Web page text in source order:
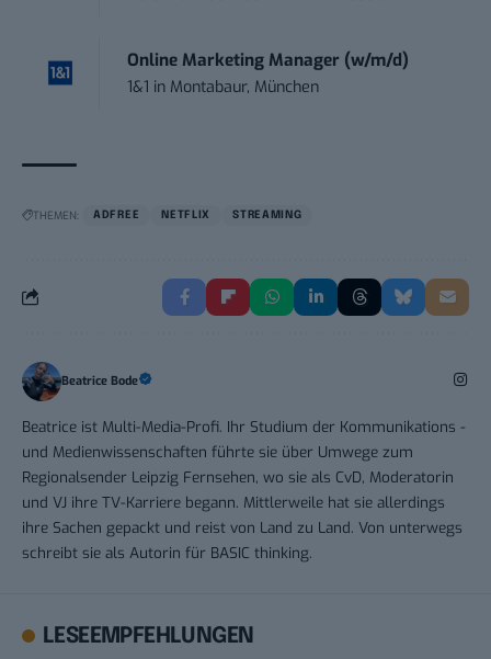
Online Marketing Manager (w/m/d)
1&1 in Montabaur, München
THEMEN: ADFREE NETFLIX STREAMING
Beatrice Bode
Beatrice ist Multi-Media-Profi. Ihr Studium der Kommunikations -
und Medienwissenschaften führte sie über Umwege zum
Regionalsender Leipzig Fernsehen, wo sie als CvD, Moderatorin
und VJ ihre TV-Karriere begann. Mittlerweile hat sie allerdings
ihre Sachen gepackt und reist von Land zu Land. Von unterwegs
schreibt sie als Autorin für BASIC thinking.
LESEEMPFEHLUNGEN